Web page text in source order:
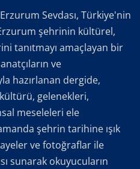
Sevdası, Türkiye'nin
şehrinin kültürel,
tanıtmayı amaçlayan bir
ve
hazırlanan dergide,
gelenekleri,
meseleleri ele
şehrin tarihine ışık
ve fotoğraflar ile
sunarak okuyucuların